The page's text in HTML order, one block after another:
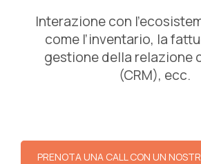
Interazione con
come l’inventario, la
gestione della relazione
(CRM), ecc.
PRENOTA UNA CALL CON UN